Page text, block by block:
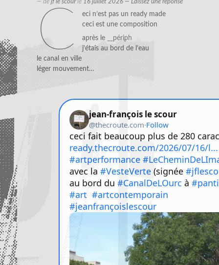
— de jf le scourle 16 juillet 2026 — Laissez une réponse
c
eci n’est pas un ready made
ceci est une composition
après le
__périph
j’étais au bord de l’eau
le canal en ville
léger mouvement…